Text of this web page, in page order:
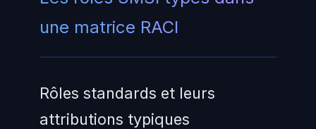
une matrice RACI
Rôles standards et leurs
attributions typiques